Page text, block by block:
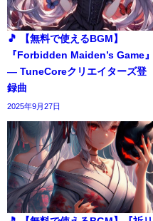
🎵 【無料で使えるBGM】
『Forbidden Maiden’s Game』
― TuneCoreクリエイターズ登
録曲
2025年9月27日